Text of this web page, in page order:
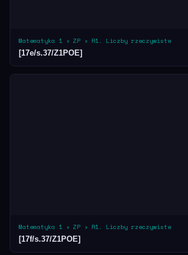
Matematyka 1 › ZP › R1. Liczby rzeczywiste
[17e/s.37/Z1POE]
Matematyka 1 › ZP › R1. Liczby rzeczywiste
[17f/s.37/Z1POE]